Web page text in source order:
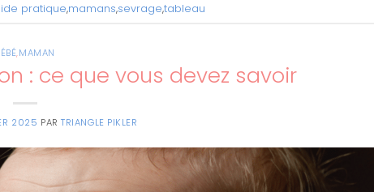
pratique,mamans,sevrage,tableau
,MAMAN
: ce que vous devez savoir
2025 PARTRIANGLE PIKLER